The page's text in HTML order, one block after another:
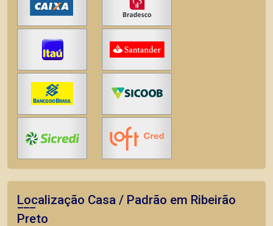
Localização Casa / Padrão em Ribeirão
Preto